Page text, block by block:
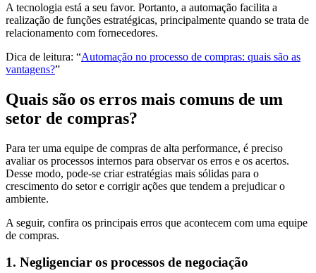
A tecnologia está a seu favor. Portanto, a automação facilita a
realização de funções estratégicas, principalmente quando se trata de
relacionamento com fornecedores.
Dica de leitura: “Automação no processo de compras: quais são as
vantagens?”
Quais são os erros mais comuns de um
setor de compras?
Para ter uma equipe de compras de alta performance, é preciso
avaliar os processos internos para observar os erros e os acertos.
Desse modo, pode-se criar estratégias mais sólidas para o
crescimento do setor e corrigir ações que tendem a prejudicar o
ambiente.
A seguir, confira os principais erros que acontecem com uma equipe
de compras.
1. Negligenciar os processos de negociação